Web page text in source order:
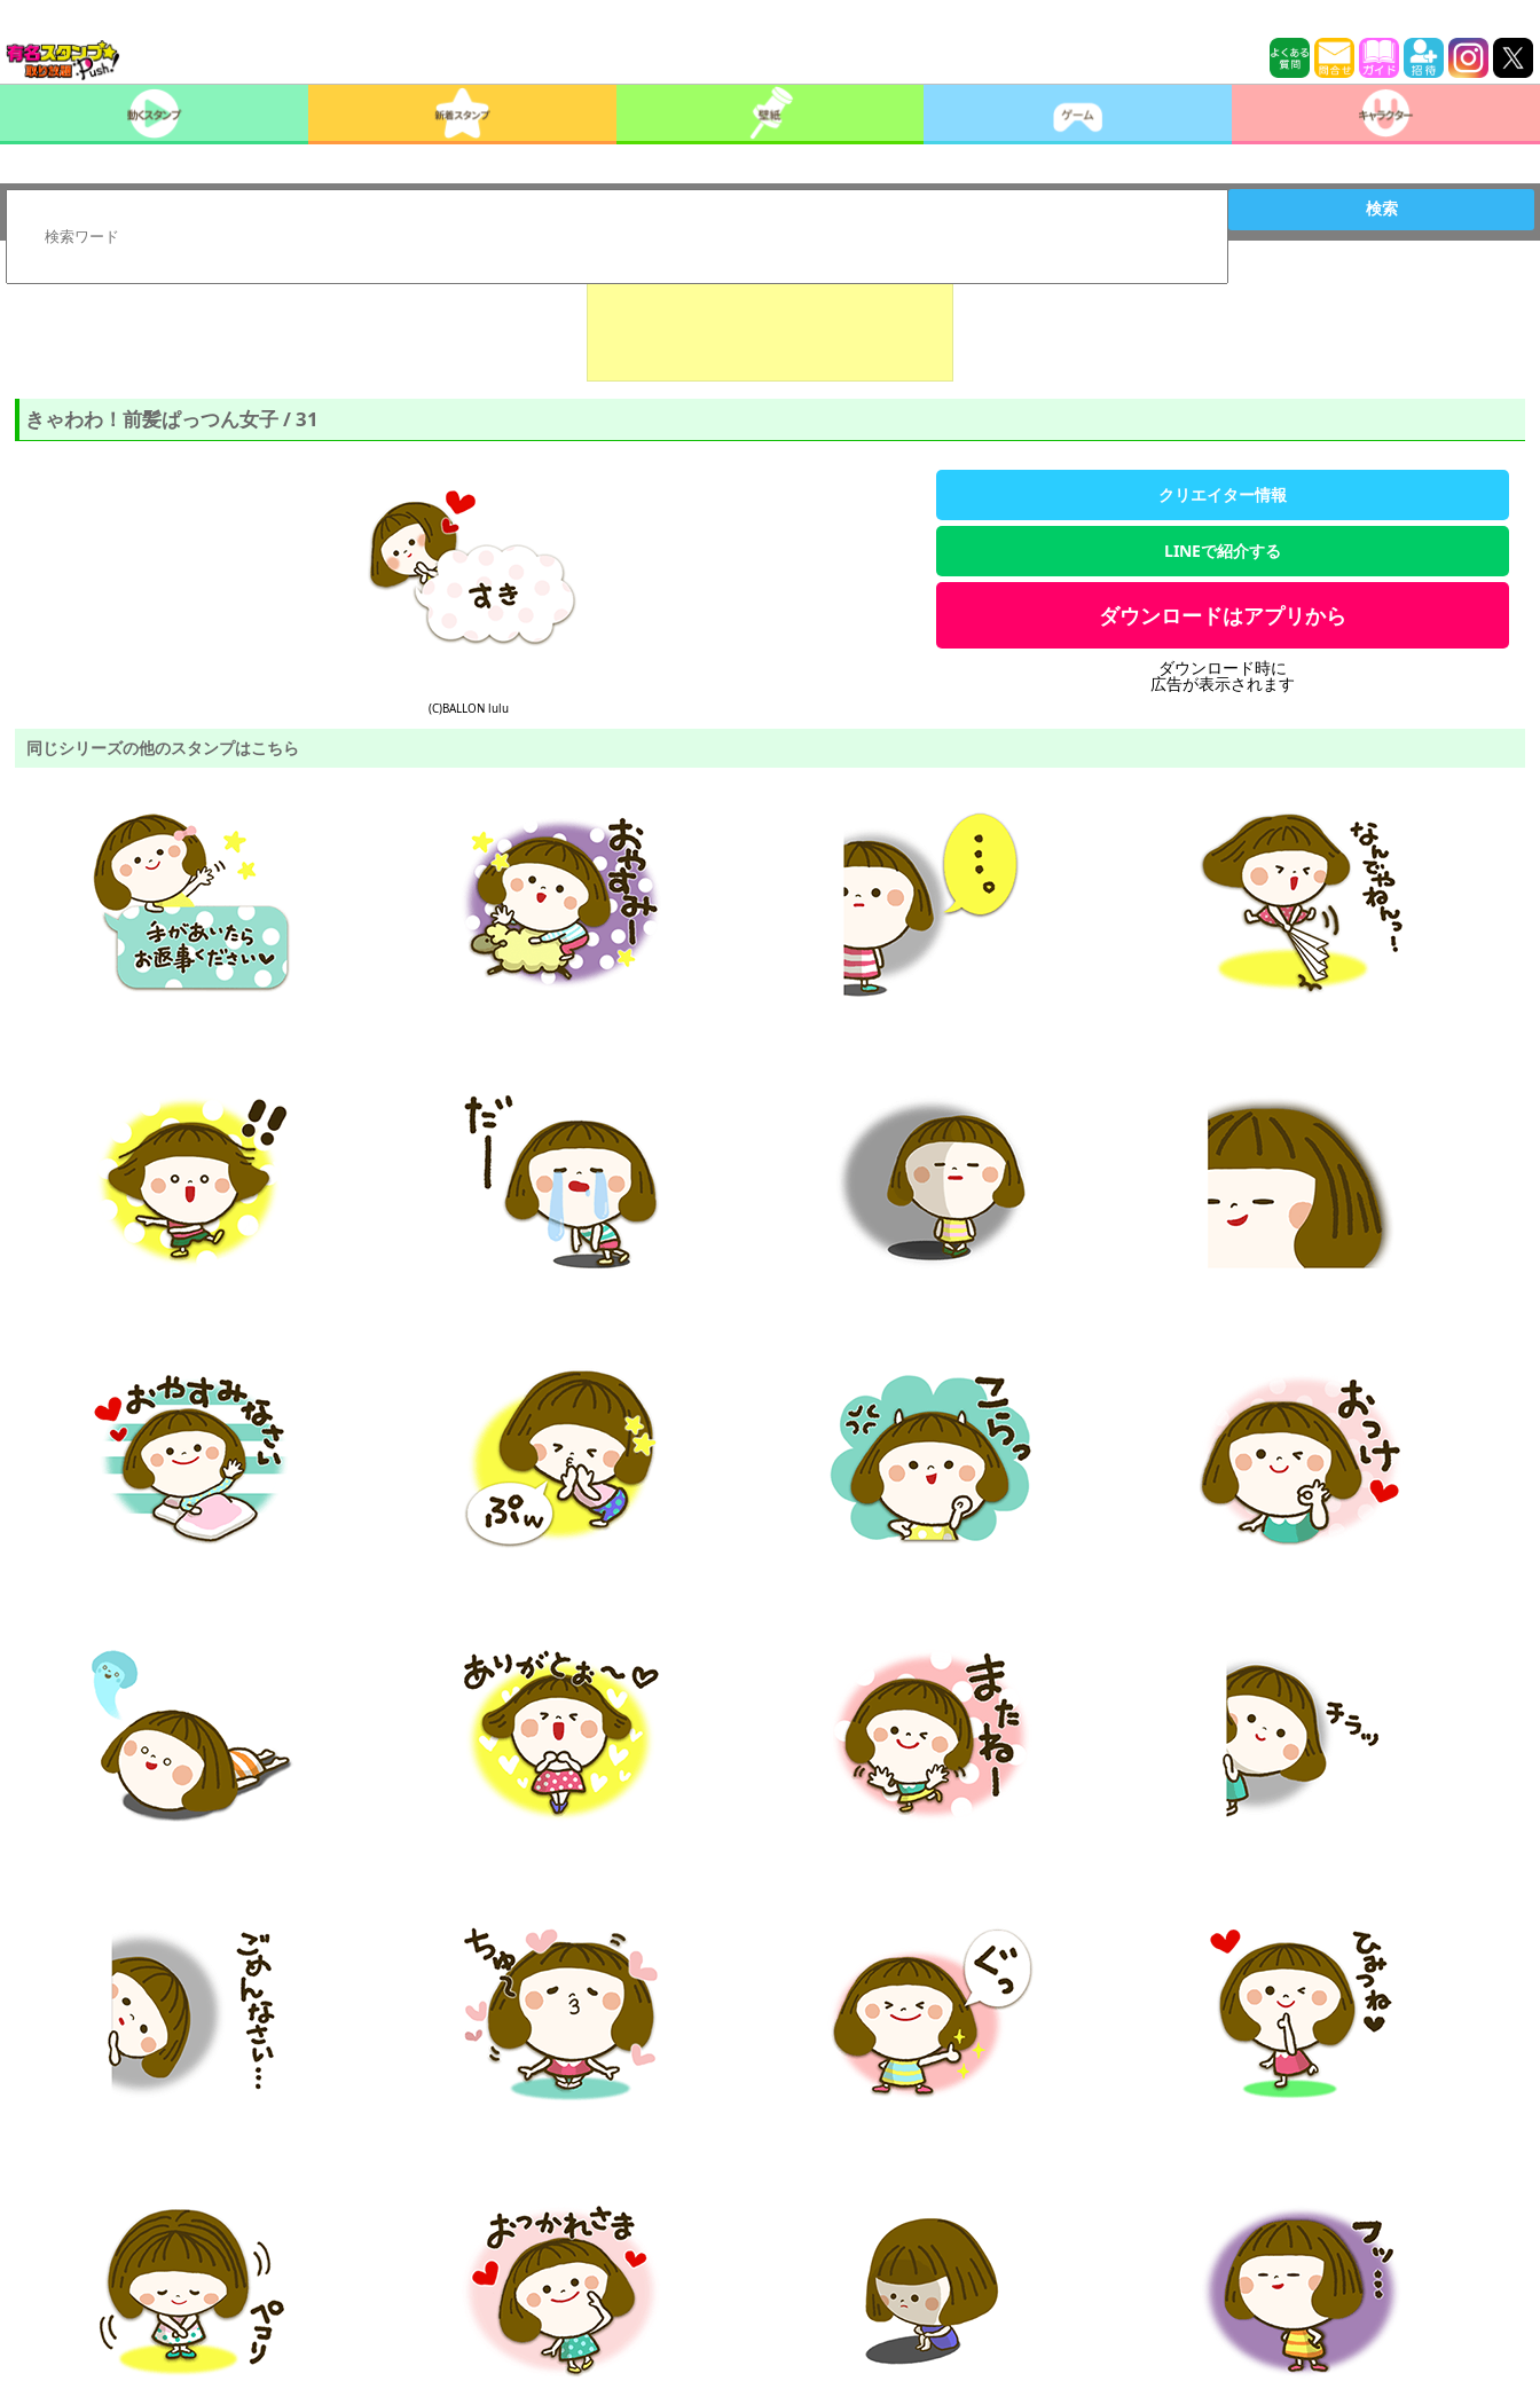
検索
きゃわわ！前髪ぱっつん女子 / 31
(C)BALLON lulu
クリエイター情報
LINEで紹介する
ダウンロードはアプリから
ダウンロード時に
広告が表示されます
同じシリーズの他のスタンプはこちら